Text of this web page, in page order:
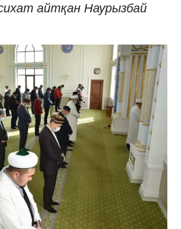
айтқан Наурызбай